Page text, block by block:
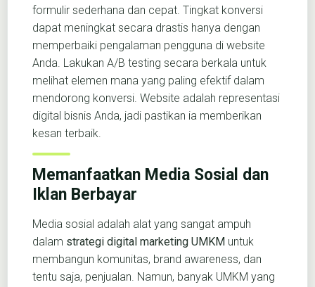
formulir sederhana dan cepat. Tingkat konversi
dapat meningkat secara drastis hanya dengan
memperbaiki pengalaman pengguna di website
Anda. Lakukan A/B testing secara berkala untuk
melihat elemen mana yang paling efektif dalam
mendorong konversi. Website adalah representasi
digital bisnis Anda, jadi pastikan ia memberikan
kesan terbaik.
Memanfaatkan Media Sosial dan
Iklan Berbayar
Media sosial adalah alat yang sangat ampuh
dalam strategi digital marketing UMKM untuk
membangun komunitas, brand awareness, dan
tentu saja, penjualan. Namun, banyak UMKM yang